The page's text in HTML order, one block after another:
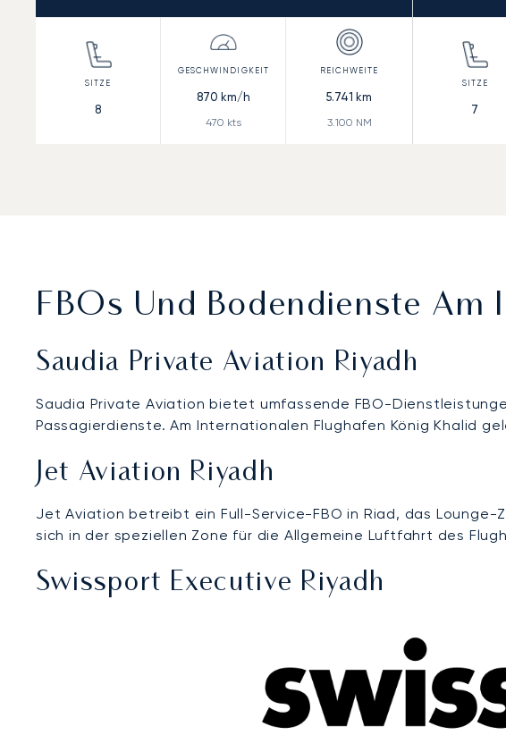
8
870 km/h
470 kts
5.741 km
3.100 NM
7
FBOs Und Bodendienste
Saudia Private Aviation Riyadh
Saudia Private Aviation bietet umfassende FBO-
Passagierdienste. Am Internationalen Flughafen König Khalid
Jet Aviation Riyadh
Jet Aviation betreibt ein Full-Service-FBO in Riad, das
sich in der speziellen Zone für die Allgemeine Luftfahrt des
Swissport Executive Riyadh